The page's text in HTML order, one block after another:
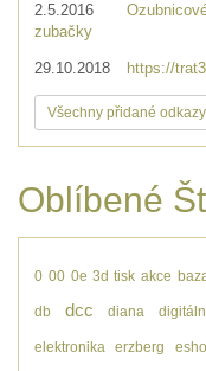
2.5.2016
zubačky
29.10.2018 https://
Všechny přidané odkazy
Oblíbené
0 00 0e 3d tisk akce
db dcc diana
elektronika erzberg